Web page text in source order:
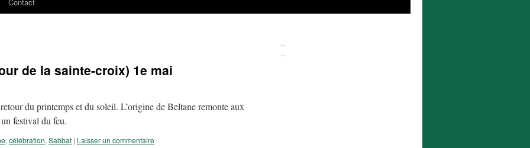
de la sainte-croix) 1e mai
du printemps et du soleil. L’origine de Beltane remonte aux
festival du feu.
, célébration, Sabbat | Laisser un commentaire
...
.:.